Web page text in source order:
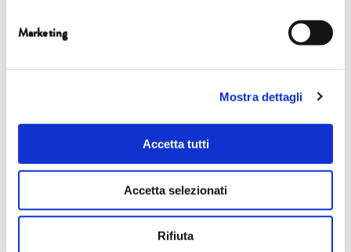
Marketing
Mostra dettagli
Accetta tutti
Accetta selezionati
Rifiuta
SALA CONVEGNI DI CONFINDUSTRIA
TOSCANA NORD
3 ott | Gozzini, Massini, Paris